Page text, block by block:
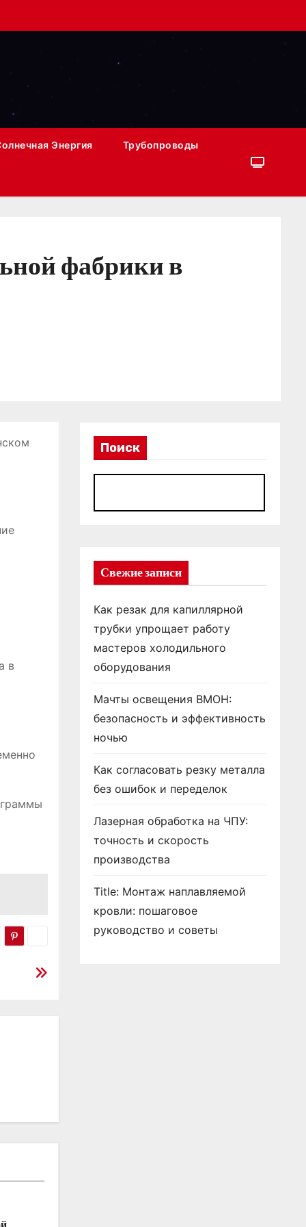
Энергия Трубопроводы
фабрики в
в
Поиск
Свежие записи
Как резак для капиллярной
трубки упрощает работу
мастеров холодильного
оборудования
Мачты освещения ВМОН:
безопасность и эффективность
ночью
Как согласовать резку металла
без ошибок и переделок
Лазерная обработка на ЧПУ:
точность и скорость
производства
Title: Монтаж наплавляемой
кровли: пошаговое
руководство и советы